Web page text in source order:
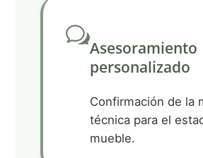
or
e
n
e
Asesoramiento
personalizado
Confirmación de la
técnica para el
mueble.